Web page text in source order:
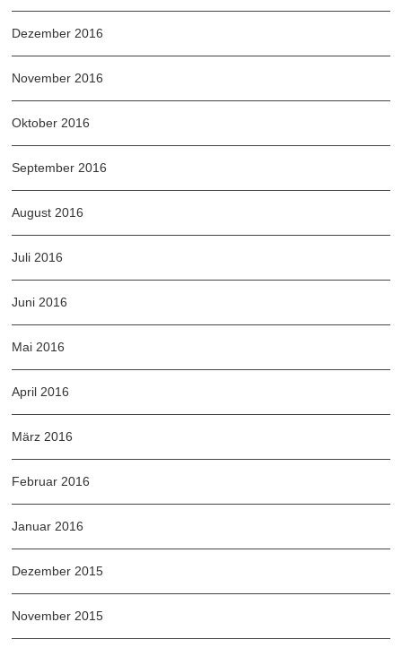
Dezember 2016
November 2016
Oktober 2016
September 2016
August 2016
Juli 2016
Juni 2016
Mai 2016
April 2016
März 2016
Februar 2016
Januar 2016
Dezember 2015
November 2015